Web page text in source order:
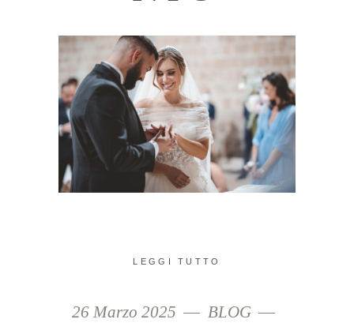
LEGGI TUTTO
26 Marzo 2025 BLOG